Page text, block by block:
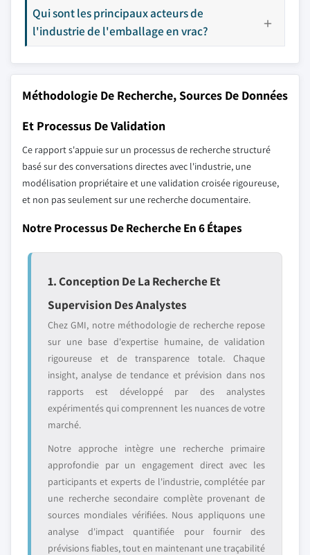
Qui sont les principaux acteurs de
l'industrie de l'emballage en vrac?
Méthodologie De Recherche, Sources De Données
Et Processus De Validation
Ce rapport s'appuie sur un processus de recherche structuré
basé sur des conversations directes avec l'industrie, une
modélisation propriétaire et une validation croisée rigoureuse,
et non pas seulement sur une recherche documentaire.
Notre Processus De Recherche En 6 Étapes
1. Conception De La Recherche Et
Supervision Des Analystes
Chez GMI, notre méthodologie de recherche repose
sur une base d'expertise humaine, de validation
rigoureuse et de transparence totale. Chaque
insight, analyse de tendance et prévision dans nos
rapports est développé par des analystes
expérimentés qui comprennent les nuances de votre
marché.
Notre approche intègre une recherche primaire
approfondie par un engagement direct avec les
participants et experts de l'industrie, complétée par
une recherche secondaire complète provenant de
sources mondiales vérifiées. Nous appliquons une
analyse d'impact quantifiée pour fournir des
prévisions fiables, tout en maintenant une traçabilité